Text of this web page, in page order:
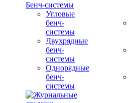
Бенч-системы
Угловые
бенч-
системы
Двухрядные
бенч-
системы
Однорядные
бенч-
системы